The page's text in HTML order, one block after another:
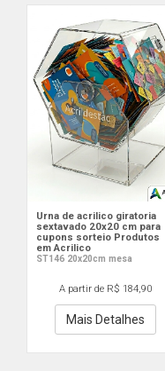
Urna de acrilico giratoria
sextavado 20x20 cm para
cupons sorteio Produtos
em Acrilico
ST146 20x20cm mesa
A partir de R$ 184,90
Mais Detalhes